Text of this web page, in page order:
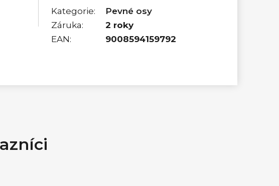
Kategorie:
Pevné osy
Záruka:
2 roky
EAN: 9008594159792